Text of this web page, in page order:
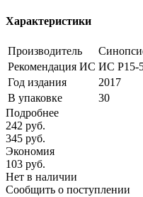
Характеристики
Производитель
Рекомендация ИС ИС Р15-
Год издания
2017
В упаковке
30
Подробнее
242 руб.
345 руб.
Экономия
103 руб.
Нет в наличии
Сообщить о поступлении